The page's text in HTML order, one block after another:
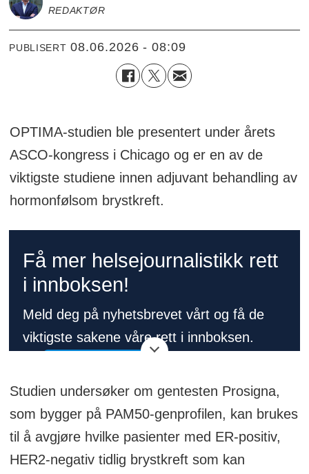
REDAKTØR
PUBLISERT 08.06.2026 - 08:09
OPTIMA-studien ble presentert under årets
ASCO-kongress i Chicago og er en av de
viktigste studiene innen adjuvant behandling av
hormonfølsom brystkreft.
Få mer helsejournalistikk rett
i innboksen!
Meld deg på nyhetsbrevet vårt og få de
viktigste sakene våre rett i innboksen.
Studien undersøker om gentesten Prosigna,
som bygger på PAM50-genprofilen, kan brukes
til å avgjøre hvilke pasienter med ER-positiv,
HER2-negativ tidlig brystkreft som kan